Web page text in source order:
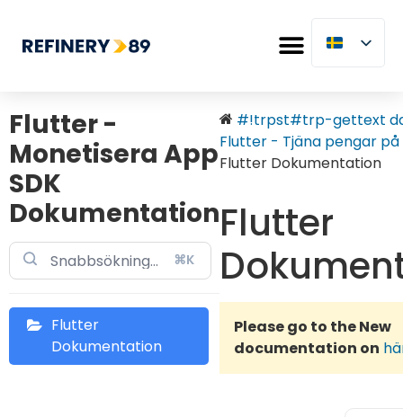
Flutter -
Monetisera App
SDK
Dokumentation
⌘K
Flutter
Dokumentation
#!trpst#trp-gettext
Flutter - Tjäna pengar på
Flutter Dokumentation
Flutter
Please go to the New
documentation on